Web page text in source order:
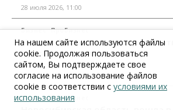
28 июля 2026, 11:00
Бизнес ПроБизнес
Новосибирцы стали получать
НДС: причины и следствия
24 июля 2026, 10:30
Бизнес ПроБизнес
На нашем сайте используются файлы
cookie. Продолжая пользоваться
сайтом, Вы подтверждаете свое
согласие на использование файлов
cookie в соответствии с условиями их
использования